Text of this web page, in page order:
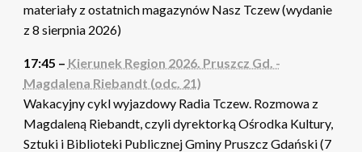
materiały z ostatnich magazynów Nasz Tczew (wydanie
z 8 sierpnia 2026)
17:45 – Kierunek Region 2026. Pruszcz Gd. -
Magdalena Riebandt (odc. 21)
Wakacyjny cykl wyjazdowy Radia Tczew. Rozmowa z
Magdaleną Riebandt, czyli dyrektorką Ośrodka Kultury,
Sztuki i Biblioteki Publicznej Gminy Pruszcz Gdański (7